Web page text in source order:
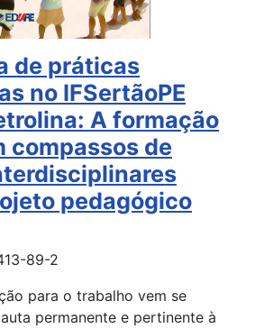
de práticas
no IFSertãoPE
A formação
compassos de
pedagógico
89-2
para o trabalho vem se
permanente e pertinente à